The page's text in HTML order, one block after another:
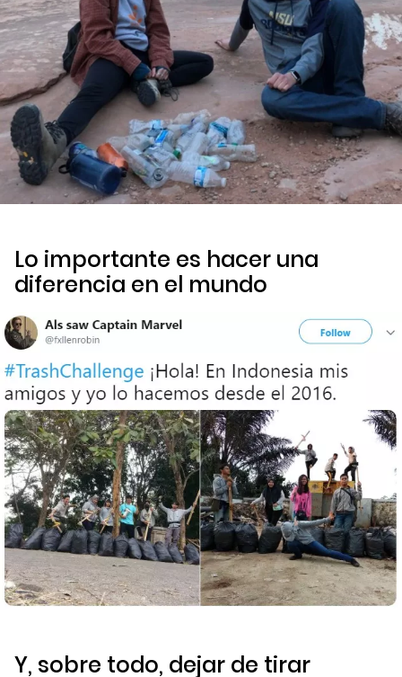
Lo importante es hacer una
diferencia en el mundo
Y, sobre todo, dejar de tirar